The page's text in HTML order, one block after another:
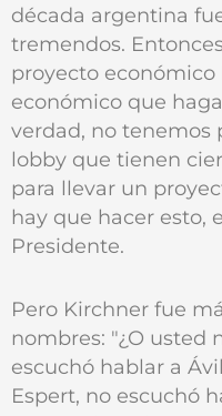
década argentina
tremendos.
proyecto
económico que
verdad, no tenemos
lobby que tienen
para llevar un
hay que hacer esto,
Presidente.
Pero Kirchner fue
nombres: "¿O usted
escuchó hablar a
Espert, no escuchó